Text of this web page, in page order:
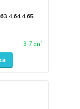
4.64 4.65
3-7 dní